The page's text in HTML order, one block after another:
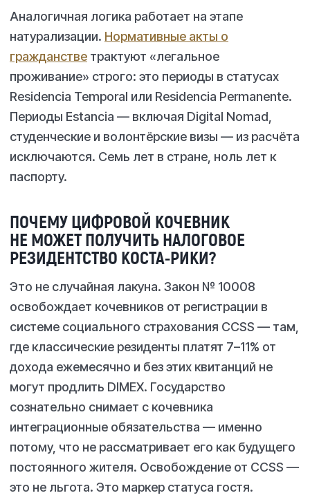
Аналогичная логика работает на этапе
натурализации. Нормативные акты о
гражданстве трактуют «легальное
проживание» строго: это периоды в статусах
Residencia Temporal или Residencia Permanente.
Периоды Estancia — включая Digital Nomad,
студенческие и волонтёрские визы — из расчёта
исключаются. Семь лет в стране, ноль лет к
паспорту.
ПОЧЕМУ ЦИФРОВОЙ КОЧЕВНИК
НЕ МОЖЕТ ПОЛУЧИТЬ НАЛОГОВОЕ
РЕЗИДЕНТСТВО КОСТА-РИКИ?
Это не случайная лакуна. Закон № 10008
освобождает кочевников от регистрации в
системе социального страхования CCSS — там,
где классические резиденты платят 7–11% от
дохода ежемесячно и без этих квитанций не
могут продлить DIMEX. Государство
сознательно снимает с кочевника
интеграционные обязательства — именно
потому, что не рассматривает его как будущего
постоянного жителя. Освобождение от CCSS —
это не льгота. Это маркер статуса гостя.